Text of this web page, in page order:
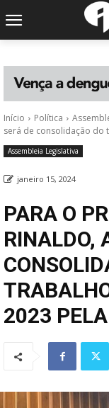
Início Política
será de consolidação do
Assembleia Legislativa
janeiro 15, 2024
PARA O
RINALDO,
2023